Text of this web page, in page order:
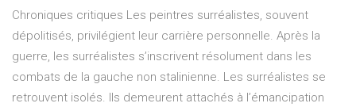
Chroniques critiques Les peintres surréalistes, souvent
dépolitisés, privilégient leur carrière personnelle. Après la
guerre, les surréalistes s’inscrivent résolument dans les
combats de la gauche non stalinienne. Les surréalistes se
retrouvent isolés. Ils demeurent attachés à l’émancipation